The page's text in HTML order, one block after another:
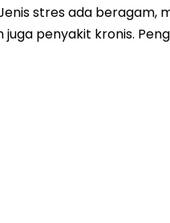
stres ada beragam,
penyakit kronis.